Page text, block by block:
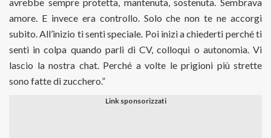
amore. E invece era controllo. Solo che non te ne accorgi
subito. All’inizio ti senti speciale. Poi inizi a chiederti perché ti
senti in colpa quando parli di CV, colloqui o autonomia. Vi
lascio la nostra chat. Perché a volte le prigioni più strette
sono fatte di zucchero.”